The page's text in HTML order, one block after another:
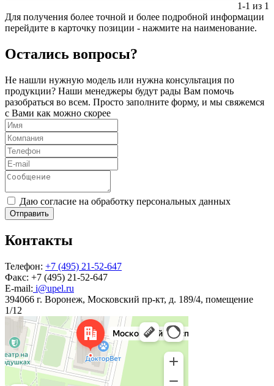
1-1 из 1
Для получения более точной и более подробной информации
перейдите в карточку позиции - нажмите на наименование.
Остались вопросы?
Не нашли нужную модель или нужна консультация по
продукции? Наши менеджеры будут рады Вам помочь
разобраться во всем. Просто заполните форму, и мы свяжемся
с Вами как можно скорее
Даю согласие на обработку персональных данных
Отправить
Контакты
Телефон: +7 (495) 21-52-647
Факс: +7 (495) 21-52-647
E-mail: i@upel.ru
394066 г. Воронеж, Московский пр-кт, д. 189/4, помещение
1/12